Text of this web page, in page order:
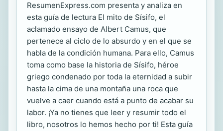
ResumenExpress.com presenta y analiza en
esta guía de lectura El mito de Sísifo, el
aclamado ensayo de Albert Camus, que
pertenece al ciclo de lo absurdo y en el que se
habla de la condición humana. Para ello, Camus
toma como base la historia de Sísifo, héroe
griego condenado por toda la eternidad a subir
hasta la cima de una montaña una roca que
vuelve a caer cuando está a punto de acabar su
labor. ¡Ya no tienes que leer y resumir todo el
libro, nosotros lo hemos hecho por ti! Esta guía